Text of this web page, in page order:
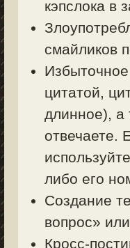
кэпслока в
смайликов
цитатой,
длинное), а
отвечаете.
либо его
Создание
вопрос»
Кросс-